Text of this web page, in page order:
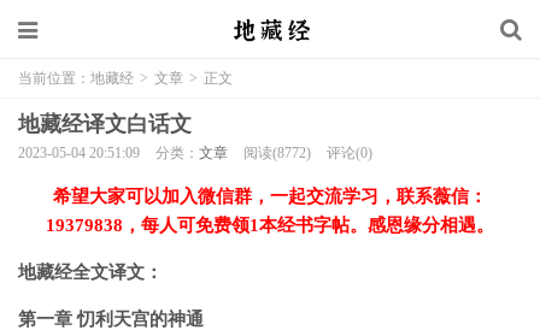
当前位置： 地藏经 > 文章 > 正文
地藏经译文白话文
2023-05-04 20:51:09 分类： 文章 阅读(8772) 评论(0)
希望大家可以加入微信群，一起交流学习，联系薇信：
19379838，每人可免费领1本经书字帖。感恩缘分相遇。
地藏经全文译文：
第一章 忉利天宫的神通